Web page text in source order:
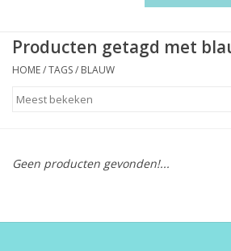
Schoenen
Producten getagd met
HOME/TAGS/ BLAUW
Geen producten gevonden!...